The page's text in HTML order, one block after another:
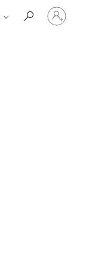
Hesabınızda
oturum
açın